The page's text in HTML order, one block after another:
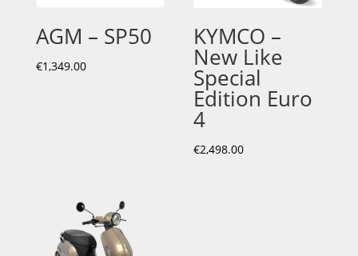
AGM – SP50
€1,349.00
KYMCO –
New Like
Special
Edition Euro
4
€2,498.00